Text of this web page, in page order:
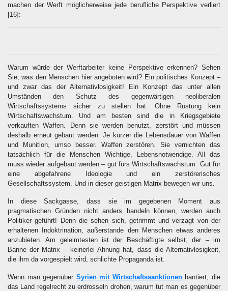
machen der Werft möglicherweise jede berufliche Perspektive verliert
[16] :
Warum würde der Werftarbeiter keine Perspektive erkennen? Sehen
Sie, was den Menschen hier angeboten wird? Ein politisches Konzept –
und zwar das der Alternativlosigkeit! Ein Konzept das unter allen
Umständen den Schutz des gegenwärtigen neoliberalen
Wirtschaftssystems sicher zu stellen hat. Ohne Rüstung kein
Wirtschaftswachstum. Und am besten sind die in Kriegsgebiete
verkauften Waffen. Denn sie werden benutzt, zerstört und müssen
deshalb erneut gebaut werden. Je kürzer die Lebensdauer von Waffen
und Munition, umso besser. Waffen zerstören. Sie vernichten das
tatsächlich für die Menschen Wichtige, Lebensnotwendige. All das
muss wieder aufgebaut werden – gut fürs Wirtschaftswachstum. Gut für
eine abgefahrene Ideologie und ein zerstörerisches
Gesellschaftssystem. Und in dieser geistigen Matrix bewegen wir uns.
In diese Sackgasse, dass sie im gegebenen Moment aus
pragmatischen Gründen nicht anders handeln können, werden auch
Politiker geführt! Denn die sehen sich, getrimmt und verzagt von der
erhaltenen Indoktrination, außerstande den Menschen etwas anderes
anzubieten. Am geleimtesten ist der Beschäftigte selbst, der – im
Banne der Matrix – keinerlei Ahnung hat, dass die Alternativlosigkeit,
die ihm da vorgespielt wird, schlichte Propaganda ist.
Wenn man gegenüber Syrien mit Wirtschaftssanktionenhantiert, die
das Land regelrecht zu erdrosseln drohen, warum tut man es gegenüber